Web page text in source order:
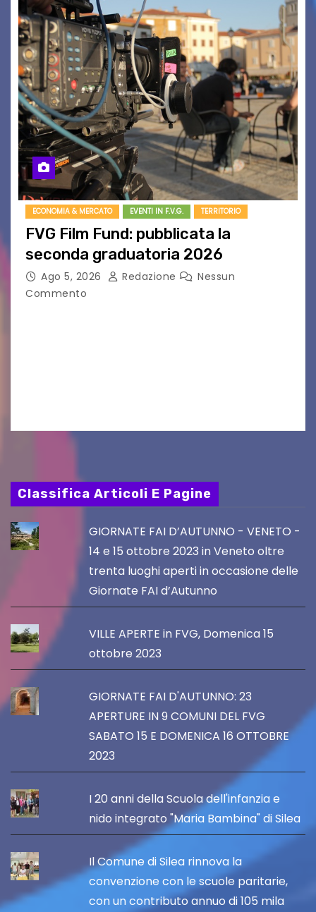
ECONOMIA & MERCATO EVENTI IN F.V.G. TERRITORIO
FVG Film Fund: pubblicata la
seconda graduatoria 2026
Ago 5, 2026 Redazione
Nessun
Commento
Classifica Articoli E Pagine
GIORNATE FAI D’AUTUNNO - VENETO -
14 e 15 ottobre 2023 in Veneto oltre
trenta luoghi aperti in occasione delle
Giornate FAI d’Autunno
VILLE APERTE in FVG, Domenica 15
ottobre 2023
GIORNATE FAI D'AUTUNNO: 23
APERTURE IN 9 COMUNI DEL FVG
SABATO 15 E DOMENICA 16 OTTOBRE
2023
I 20 anni della Scuola dell'infanzia e
nido integrato "Maria Bambina" di Silea
Il Comune di Silea rinnova la
convenzione con le scuole paritarie,
con un contributo annuo di 105 mila